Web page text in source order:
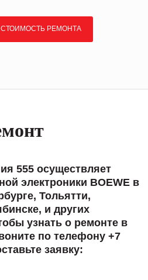
СТОИМОСТЬ РЕМОНТА
555 осуществляет
электроники BOEWE в
Тольятти,
и других
узнать о ремонте в
по телефону +7
заявку: